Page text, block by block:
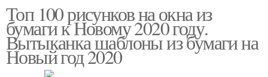
Топ 100 рисунков на окна из
бумаги к Новому 2020 году.
Вытыканка шаблоны из бумаги на
Новый год 2020